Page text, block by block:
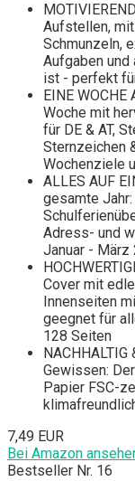
Aufstellen, mit
Schmunzeln,
Aufgaben
ist - perfekt
EINE
Woche mit
für DE & AT,
Sternzeichen
Wochenziele
ALLES AUF
gesamte
Adress- und
Januar - März
Cover mit
Innenseiten
geegnet für
128 Seiten
Gewissen:
Papier FSC-
7,49 EUR
Bei Amazon
Bestseller Nr. 16